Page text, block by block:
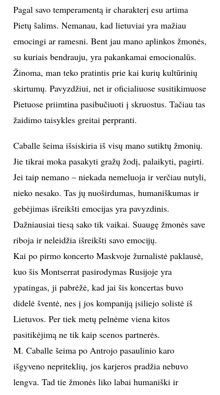
Pagal savo temperamentą ir charakterį esu artima
Pietų šalims. Nemanau, kad lietuviai yra mažiau
emocingi ar ramesni. Bent jau mano aplinkos žmonės,
su kuriais bendrauju, yra pakankamai emocionalūs.
Žinoma, man teko pratintis prie kai kurių kultūrinių
skirtumų. Pavyzdžiui, net ir oficialiuose susitikimuose
Pietuose priimtina pasibučiuoti į skruostus. Tačiau tas
žaidimo taisykles greitai perpranti.
Caballe šeima išsiskiria iš visų mano sutiktų žmonių.
Jie tikrai moka pasakyti gražų žodį, palaikyti, pagirti.
Jei taip nemano – niekada nemeluoja ir verčiau nutyli,
nieko nesako. Tas jų nuoširdumas, humaniškumas ir
gebėjimas išreikšti emocijas yra pavyzdinis.
Dažniausiai tiesą sako tik vaikai. Suaugę žmonės save
riboja ir neleidžia išreikšti savo emocijų.
Kai po pirmo koncerto Maskvoje žurnalistė paklausė,
kuo šis Montserrat pasirodymas Rusijoje yra
ypatingas, ji pabrėžė, kad jai šis koncertas buvo
didelė šventė, nes į jos kompaniją įsiliejo solistė iš
Lietuvos. Per tiek metų pelnėme viena kitos
pasitikėjimą ne tik kaip scenos partnerės.
M. Caballe šeima po Antrojo pasaulinio karo
išgyveno nepriteklių, jos karjeros pradžia nebuvo
lengva. Tad tie žmonės liko labai humaniški ir